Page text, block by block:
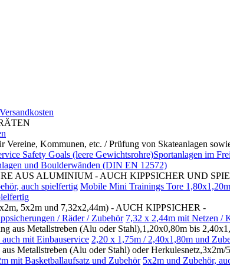
Versandkosten
Kommunen, etc. / Prüfung von Skateanlagen
Safety Goals (leere Gewichtsrohre)Sportanlagen im
und Boulderwänden (DIN EN 12572)
AUS ALUMINIUM - AUCH KIPPSICHER UND
auch spielfertig Mobile Mini Trainings Tore
5x2m und 7,32x2,44m) - AUCH KIPPSICHER -
/ Räder / Zubehör 7,32 x 2,44m mit Netzen /
Metallstreben (Alu oder Stahl),1,20x0,80m bis
mit Einbauservice 2,20 x 1,75m / 2,40x1,80m und
Metallstreben (Alu oder Stahl) oder Herkulesnetz,3x2m/
mit Basketballaufsatz und Zubehör 5x2m und Zubehör,